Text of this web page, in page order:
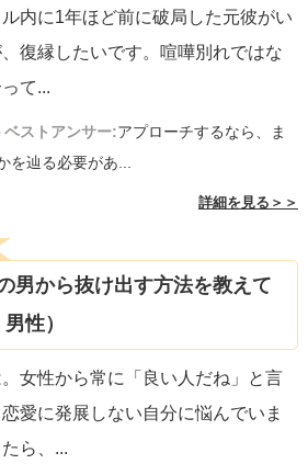
内に1年ほど前に破局した元彼がい
復縁したいです。喧嘩別れではな
て...
ベストアンサー:アプローチするなら、ま
を辿る必要があ...
詳細を見る＞＞
男から抜け出す方法を教えて
性）
女性から常に「良い人だね」と言
愛に発展しない自分に悩んでいま
ら、 ...